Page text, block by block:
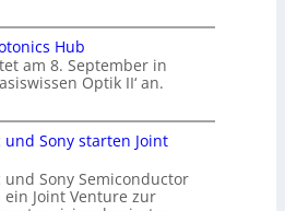
Hub
am 8. September in
Optik II‘ an.
Sony starten Joint
Sony Semiconductor
Joint Venture zur